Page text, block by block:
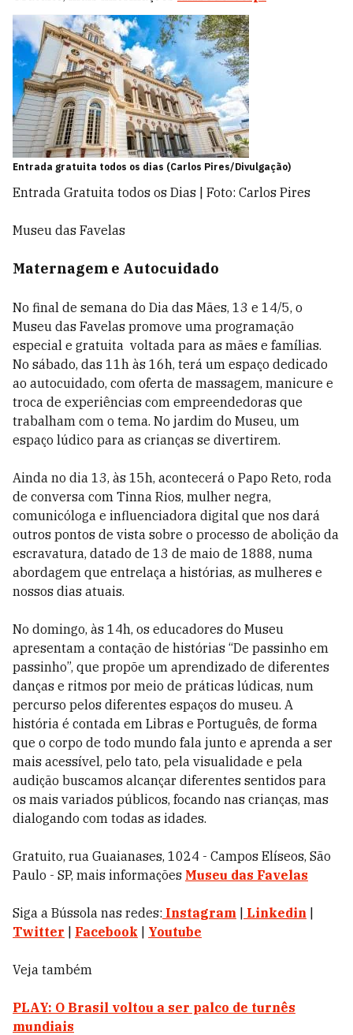
Entrada gratuita todos os dias (Carlos Pires/Divulgação)
Entrada Gratuita todos os Dias | Foto: Carlos Pires
Museu das Favelas
Maternagem e Autocuidado
No final de semana do Dia das Mães, 13 e 14/5, o
Museu das Favelas promove uma programação
especial e gratuita voltada para as mães e famílias.
No sábado, das 11h às 16h, terá um espaço dedicado
ao autocuidado, com oferta de massagem, manicure e
troca de experiências com empreendedoras que
trabalham com o tema. No jardim do Museu, um
espaço lúdico para as crianças se divertirem.
Ainda no dia 13, às 15h, acontecerá o Papo Reto, roda
de conversa com Tinna Rios, mulher negra,
comunicóloga e influenciadora digital que nos dará
outros pontos de vista sobre o processo de abolição da
escravatura, datado de 13 de maio de 1888, numa
abordagem que entrelaça a histórias, as mulheres e
nossos dias atuais.
No domingo, às 14h, os educadores do Museu
apresentam a contação de histórias “De passinho em
passinho”, que propõe um aprendizado de diferentes
danças e ritmos por meio de práticas lúdicas, num
percurso pelos diferentes espaços do museu. A
história é contada em Libras e Português, de forma
que o corpo de todo mundo fala junto e aprenda a ser
mais acessível, pelo tato, pela visualidade e pela
audição buscamos alcançar diferentes sentidos para
os mais variados públicos, focando nas crianças, mas
dialogando com todas as idades.
Gratuito, rua Guaianases, 1024 - Campos Elíseos, São
Paulo - SP, mais informações Museu das Favelas
Siga a Bússola nas redes: Instagram Linkedin
Twitter
Facebook Youtube
Veja também
PLAY: O Brasil voltou a ser palco de turnês
mundiais